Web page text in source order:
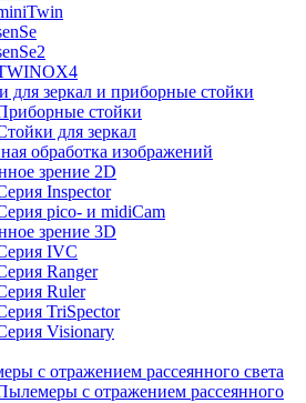
для зеркал и приборные стойки
стойки
для зеркал
обработка изображений
зрение 2D
Inspector
pico- и midiCam
зрение 3D
IVC
Ranger
Ruler
TriSpector
Visionary
с отражением рассеянного света
с отражением рассеянного